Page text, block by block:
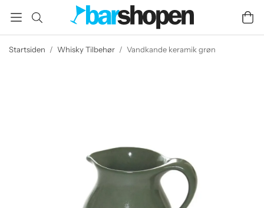
Startsiden / Whisky Tilbehør / Vandkande keramik grøn